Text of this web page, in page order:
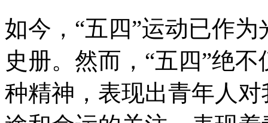
如今，“五四”运动已作
史册。然而，“五四”绝
种精神，表现出青年人